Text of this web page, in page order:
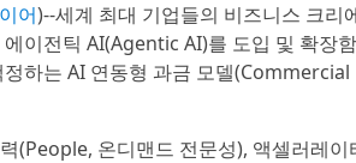
어)--세계 최대 기업들의 비즈니스 크
이전틱 AI(Agentic AI)를 도입 및 확장
하는 AI 연동형 과금 모델
(People, 온디맨드 전문성), 액셀러레